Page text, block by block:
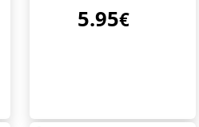
5.95€